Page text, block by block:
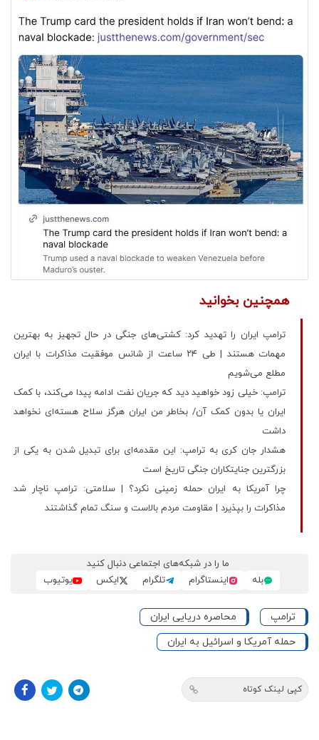
همچنین بخوانید
ترامپ ایران را تهدید کرد: کشتی‌های جنگی در حال تجهیز به بهترین
مهمات هستند | طی ۲۴ ساعت از شانس موفقیت مذاکرات با ایران
مطلع می‌شویم
ترامپ: خیلی زود خواهید دید که جریان نفت ادامه پیدا می‌کند، با کمک
ایران یا بدون کمک آن/ بخاطر من ایران هرگز سلاح هسته‌ای نخواهد
داشت
هشدار جان کری به ترامپ: این مقدمه‌ای برای تبدیل شدن به یکی از
بزرگترین جنایتکاران جنگی تاریخ است
چرا آمریکا به ایران حمله زمینی نکرد؟ | سلامتی: ترامپ ناچار شد
مذاکرات را بپذیرد | مقاومت مردم بالاست و سنگ تمام گذاشتند
ما را در شبکه‌های اجتماعی دنبال کنید
بله
اینستاگرام تلگرام ایکس یوتیوب
ترامپ
محاصره دریایی ایران
حمله آمریکا و اسرائیل به ایران
کپی لینک کوتاه